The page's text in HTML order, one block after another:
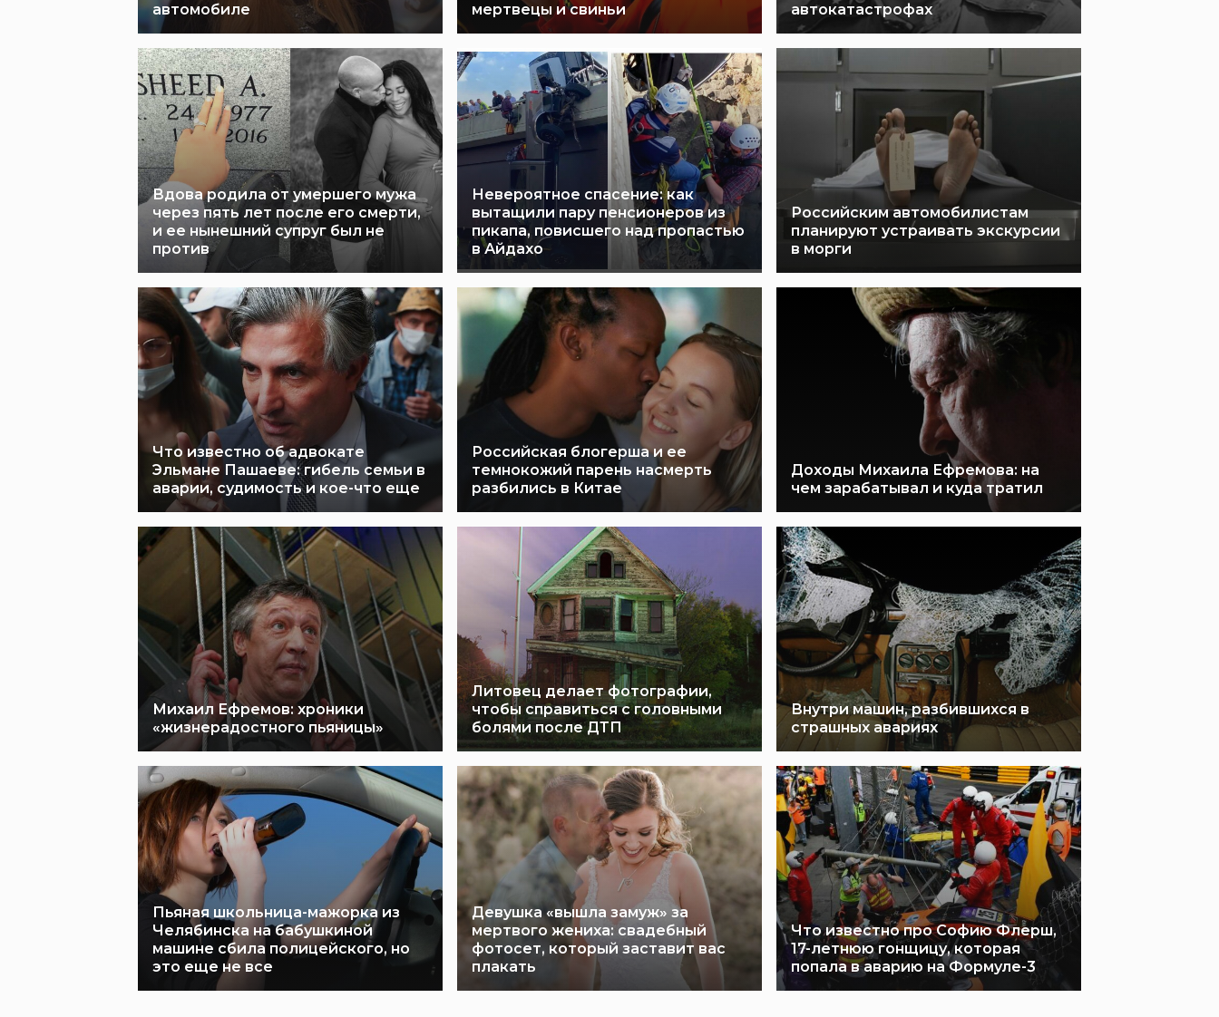
автомобиле
мертвецы и свиньи
автокатастрофах
Вдова родила от умершего мужа
через пять лет после его смерти,
и ее нынешний супруг был не
против
Невероятное спасение: как
вытащили пару пенсионеров из
пикапа, повисшего над пропастью
в Айдахо
Российским автомобилистам
планируют устраивать экскурсии
в морги
Что известно об адвокате
Эльмане Пашаеве: гибель семьи в
аварии, судимость и кое-что еще
Российская блогерша и ее
темнокожий парень насмерть
разбились в Китае
Доходы Михаила Ефремова: на
чем зарабатывал и куда тратил
Михаил Ефремов: хроники
«жизнерадостного пьяницы»
Литовец делает фотографии,
чтобы справиться с головными
болями после ДТП
Внутри машин, разбившихся в
страшных авариях
Пьяная школьница-мажорка из
Челябинска на бабушкиной
машине сбила полицейского, но
это еще не все
Девушка «вышла замуж» за
мертвого жениха: свадебный
фотосет, который заставит вас
плакать
Что известно про Софию Флерш,
17-летнюю гонщицу, которая
попала в аварию на Формуле-3